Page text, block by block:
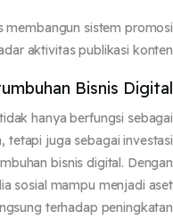
membangun sistem
aktivitas publikasi
Bisnis
tidak hanya berfungsi
tetapi juga sebagai
bisnis digital.
sosial mampu menjadi
terhadap